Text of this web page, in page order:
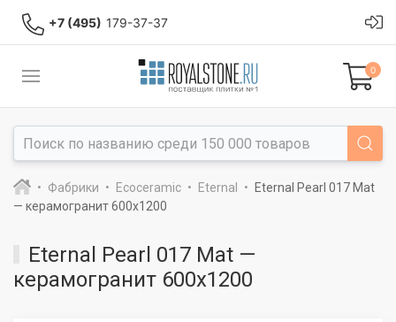
+7 (495) 179-37-37
0
Фабрики Ecoceramic Eternal
Eternal Pearl 017 Mat
— керамогранит 600x1200
Eternal Pearl 017 Mat —
керамогранит 600x1200